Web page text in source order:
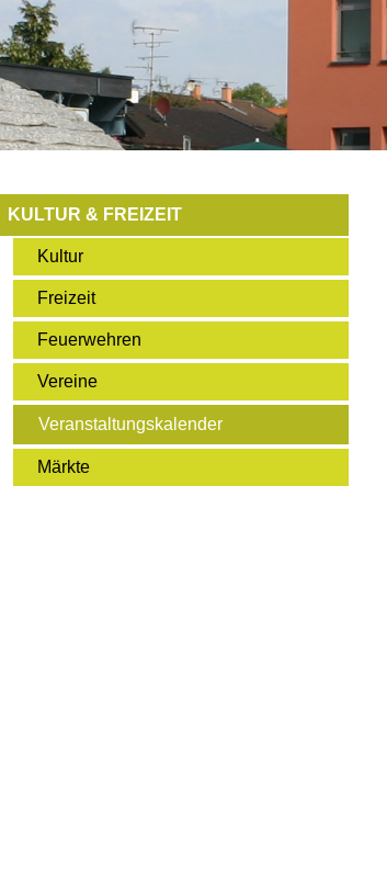
KULTUR & FREIZEIT
Kultur
Freizeit
Feuerwehren
Vereine
Veranstaltungskalender
Märkte